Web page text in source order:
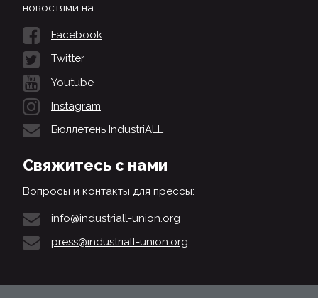
новостями на:
Facebook
Twitter
Youtube
Instagram
Бюллетень IndustriALL
Свяжитесь с нами
Вопросы и контакты для прессы:
info@industriall-union.org
press@industriall-union.org